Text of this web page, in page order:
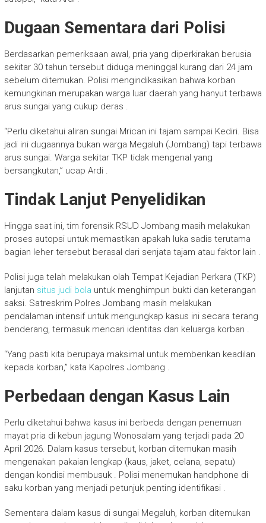
Dugaan Sementara dari Polisi
Berdasarkan pemeriksaan awal, pria yang diperkirakan berusia
sekitar 30 tahun tersebut diduga meninggal kurang dari 24 jam
sebelum ditemukan. Polisi mengindikasikan bahwa korban
kemungkinan merupakan warga luar daerah yang hanyut terbawa
arus sungai yang cukup deras .
“Perlu diketahui aliran sungai Mrican ini tajam sampai Kediri. Bisa
jadi ini dugaannya bukan warga Megaluh (Jombang) tapi terbawa
arus sungai. Warga sekitar TKP tidak mengenal yang
bersangkutan,” ucap Ardi .
Tindak Lanjut Penyelidikan
Hingga saat ini, tim forensik RSUD Jombang masih melakukan
proses autopsi untuk memastikan apakah luka sadis terutama
bagian leher tersebut berasal dari senjata tajam atau faktor lain .
Polisi juga telah melakukan olah Tempat Kejadian Perkara (TKP)
lanjutan situs judi bola untuk menghimpun bukti dan keterangan
saksi. Satreskrim Polres Jombang masih melakukan
pendalaman intensif untuk mengungkap kasus ini secara terang
benderang, termasuk mencari identitas dan keluarga korban .
“Yang pasti kita berupaya maksimal untuk memberikan keadilan
kepada korban,” kata Kapolres Jombang .
Perbedaan dengan Kasus Lain
Perlu diketahui bahwa kasus ini berbeda dengan penemuan
mayat pria di kebun jagung Wonosalam yang terjadi pada 20
April 2026. Dalam kasus tersebut, korban ditemukan masih
mengenakan pakaian lengkap (kaus, jaket, celana, sepatu)
dengan kondisi membusuk . Polisi menemukan handphone di
saku korban yang menjadi petunjuk penting identifikasi .
Sementara dalam kasus di sungai Megaluh, korban ditemukan